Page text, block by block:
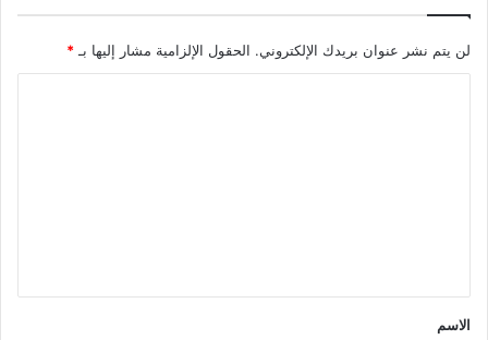
لن يتم نشر عنوان بريدك الإلكتروني. الحقول الإلزامية مشار إليها بـ *
*
الاسم